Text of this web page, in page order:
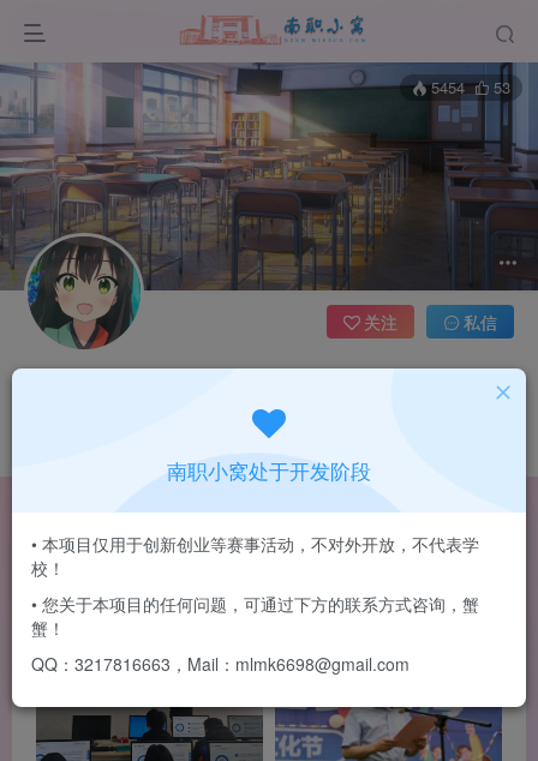
5454 53
漫蓝梦坤
河南省平顶山市
关注 私信
文章 评论 1 版块 帖子
发布 6 排序
南职小窝处于开发阶段
• 本项目仅用于创新创业等赛事活动，不对外开放，不代表学
校！
• 您关于本项目的任何问题，可通过下方的联系方式咨询，蟹
蟹！
QQ：3217816663，Mail：mlmk6698@gmail.com